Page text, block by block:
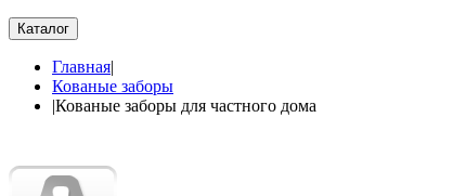
Каталог
Главная|
Кованые заборы
|Кованые заборы для частного дома